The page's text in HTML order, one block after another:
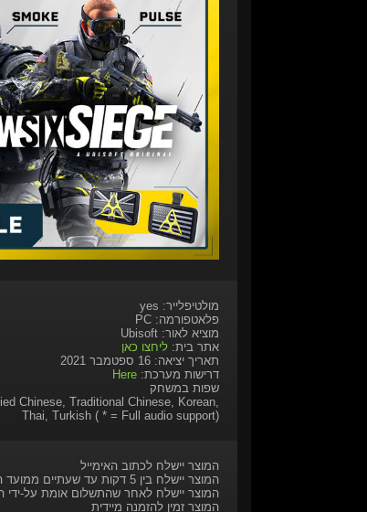
מולטיפלייר: yes
פלאטפורמה: PC
מוציא לאור: Ubisoft
אתר בית:ליחצו כאן
תאריך יציאה: 16 ספטמבר 2021
דרישות מערכת:Here
שפות במשחק
Chinese, Traditional Chinese, Korean,
Thai, Turkish ( * = Full audio support)
המוצר יישלח לכתוב האימייל
המוצר יישלח בין 5 דקות עד שעתיים ממועד ההרכישה
המוצר יישלח לאחר שהתשלום אומת על-ידי
המוצר זמין להזמנה מיידית